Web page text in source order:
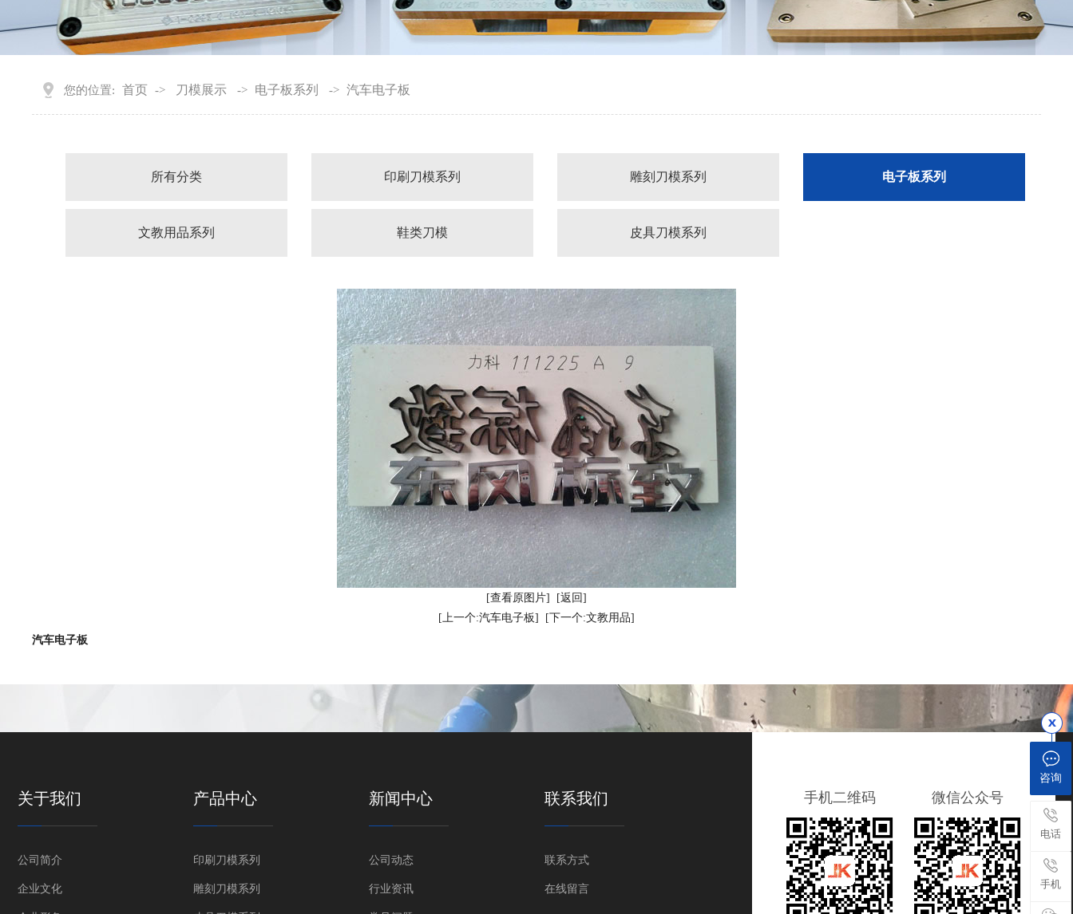
您的位置: 首页 -> 刀模展示 -> 电子板系列 -> 汽车电子板
所有分类 印刷刀模系列 雕刻刀模系列 电子板系列
文教用品系列 鞋类刀模 皮具刀模系列
[查看原图片]
[返回]
[上一个:汽车电子板]
[下一个:文教用品]
汽车电子板
关于我们
公司简介
企业文化
产品中心
印刷刀模系列
雕刻刀模系列
新闻中心
公司动态
行业资讯
联系我们
联系方式
在线留言
手机二维码 微信公众号
咨询
电话
手机